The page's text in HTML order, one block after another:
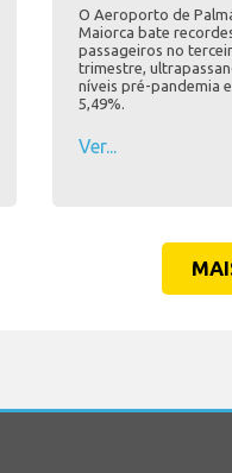
O Aeroporto de
Maiorca bate
passageiros no
trimestre,
níveis pré-pandemia
5,49%.
Ver...